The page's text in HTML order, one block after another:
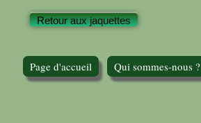
Retour aux jaquettes
Page d'accueil Qui sommes-nous ?